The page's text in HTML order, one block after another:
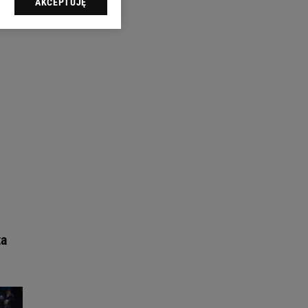
sp. z o.o., jej
swoje preferencje
reklam i treści,